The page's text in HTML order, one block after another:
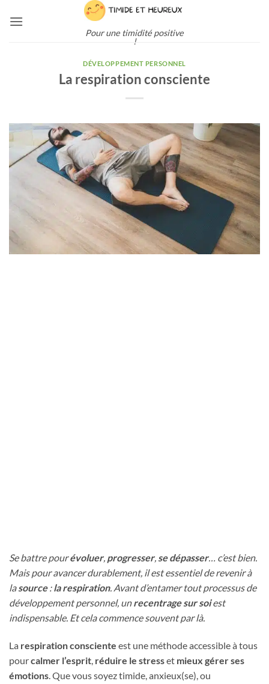
Pour une timidité positive
!
DÉVELOPPEMENT PERSONNEL
La respiration consciente
Se battre pourévoluer, progresser, se dépasser… c’est bien.
Mais pour avancer durablement, il est essentiel de revenir à
lasource:la respiration. Avant d’entamer tout processus de
développement personnel, unrecentrage sur soiest
indispensable. Et cela commence souvent par là.
La respiration consciente est une méthode accessible à tous
pourcalmer l’esprit, réduire le stresset mieux gérer ses
émotions. Que vous soyez timide, anxieux(se), ou